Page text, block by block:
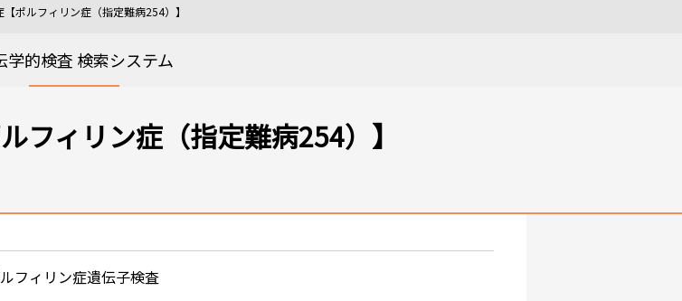
ポルフィリン症（指定難病254）】
学的検査 検索システム
フィリン症（指定難病254）】
フィリン症遺伝子検査